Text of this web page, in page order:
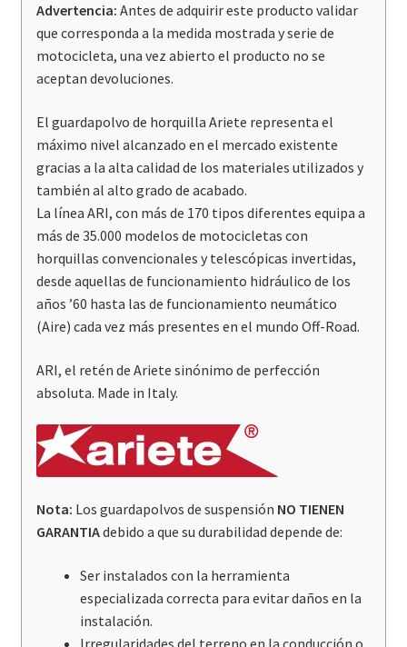
R1200R
NINET
HP4
cantidad
Advertencia: Antes de adquirir este producto validar
que corresponda a la medida mostrada y serie de
motocicleta, una vez abierto el producto no se
aceptan devoluciones.
El guardapolvo de horquilla Ariete representa el
máximo nivel alcanzado en el mercado existente
gracias a la alta calidad de los materiales utilizados y
también al alto grado de acabado.
La línea ARI, con más de 170 tipos diferentes equipa a
más de 35.000 modelos de motocicletas con
horquillas convencionales y telescópicas invertidas,
desde aquellas de funcionamiento hidráulico de los
años ’60 hasta las de funcionamiento neumático
(Aire) cada vez más presentes en el mundo Off-Road.
ARI, el retén de Ariete sinónimo de perfección
absoluta. Made in Italy.
Nota: Los guardapolvos de suspensión NO TIENEN
GARANTIAdebido a que su durabilidad depende de:
Ser instalados con la herramienta
especializada correcta para evitar daños en la
instalación.
Irregularidades del terreno en la conducción o